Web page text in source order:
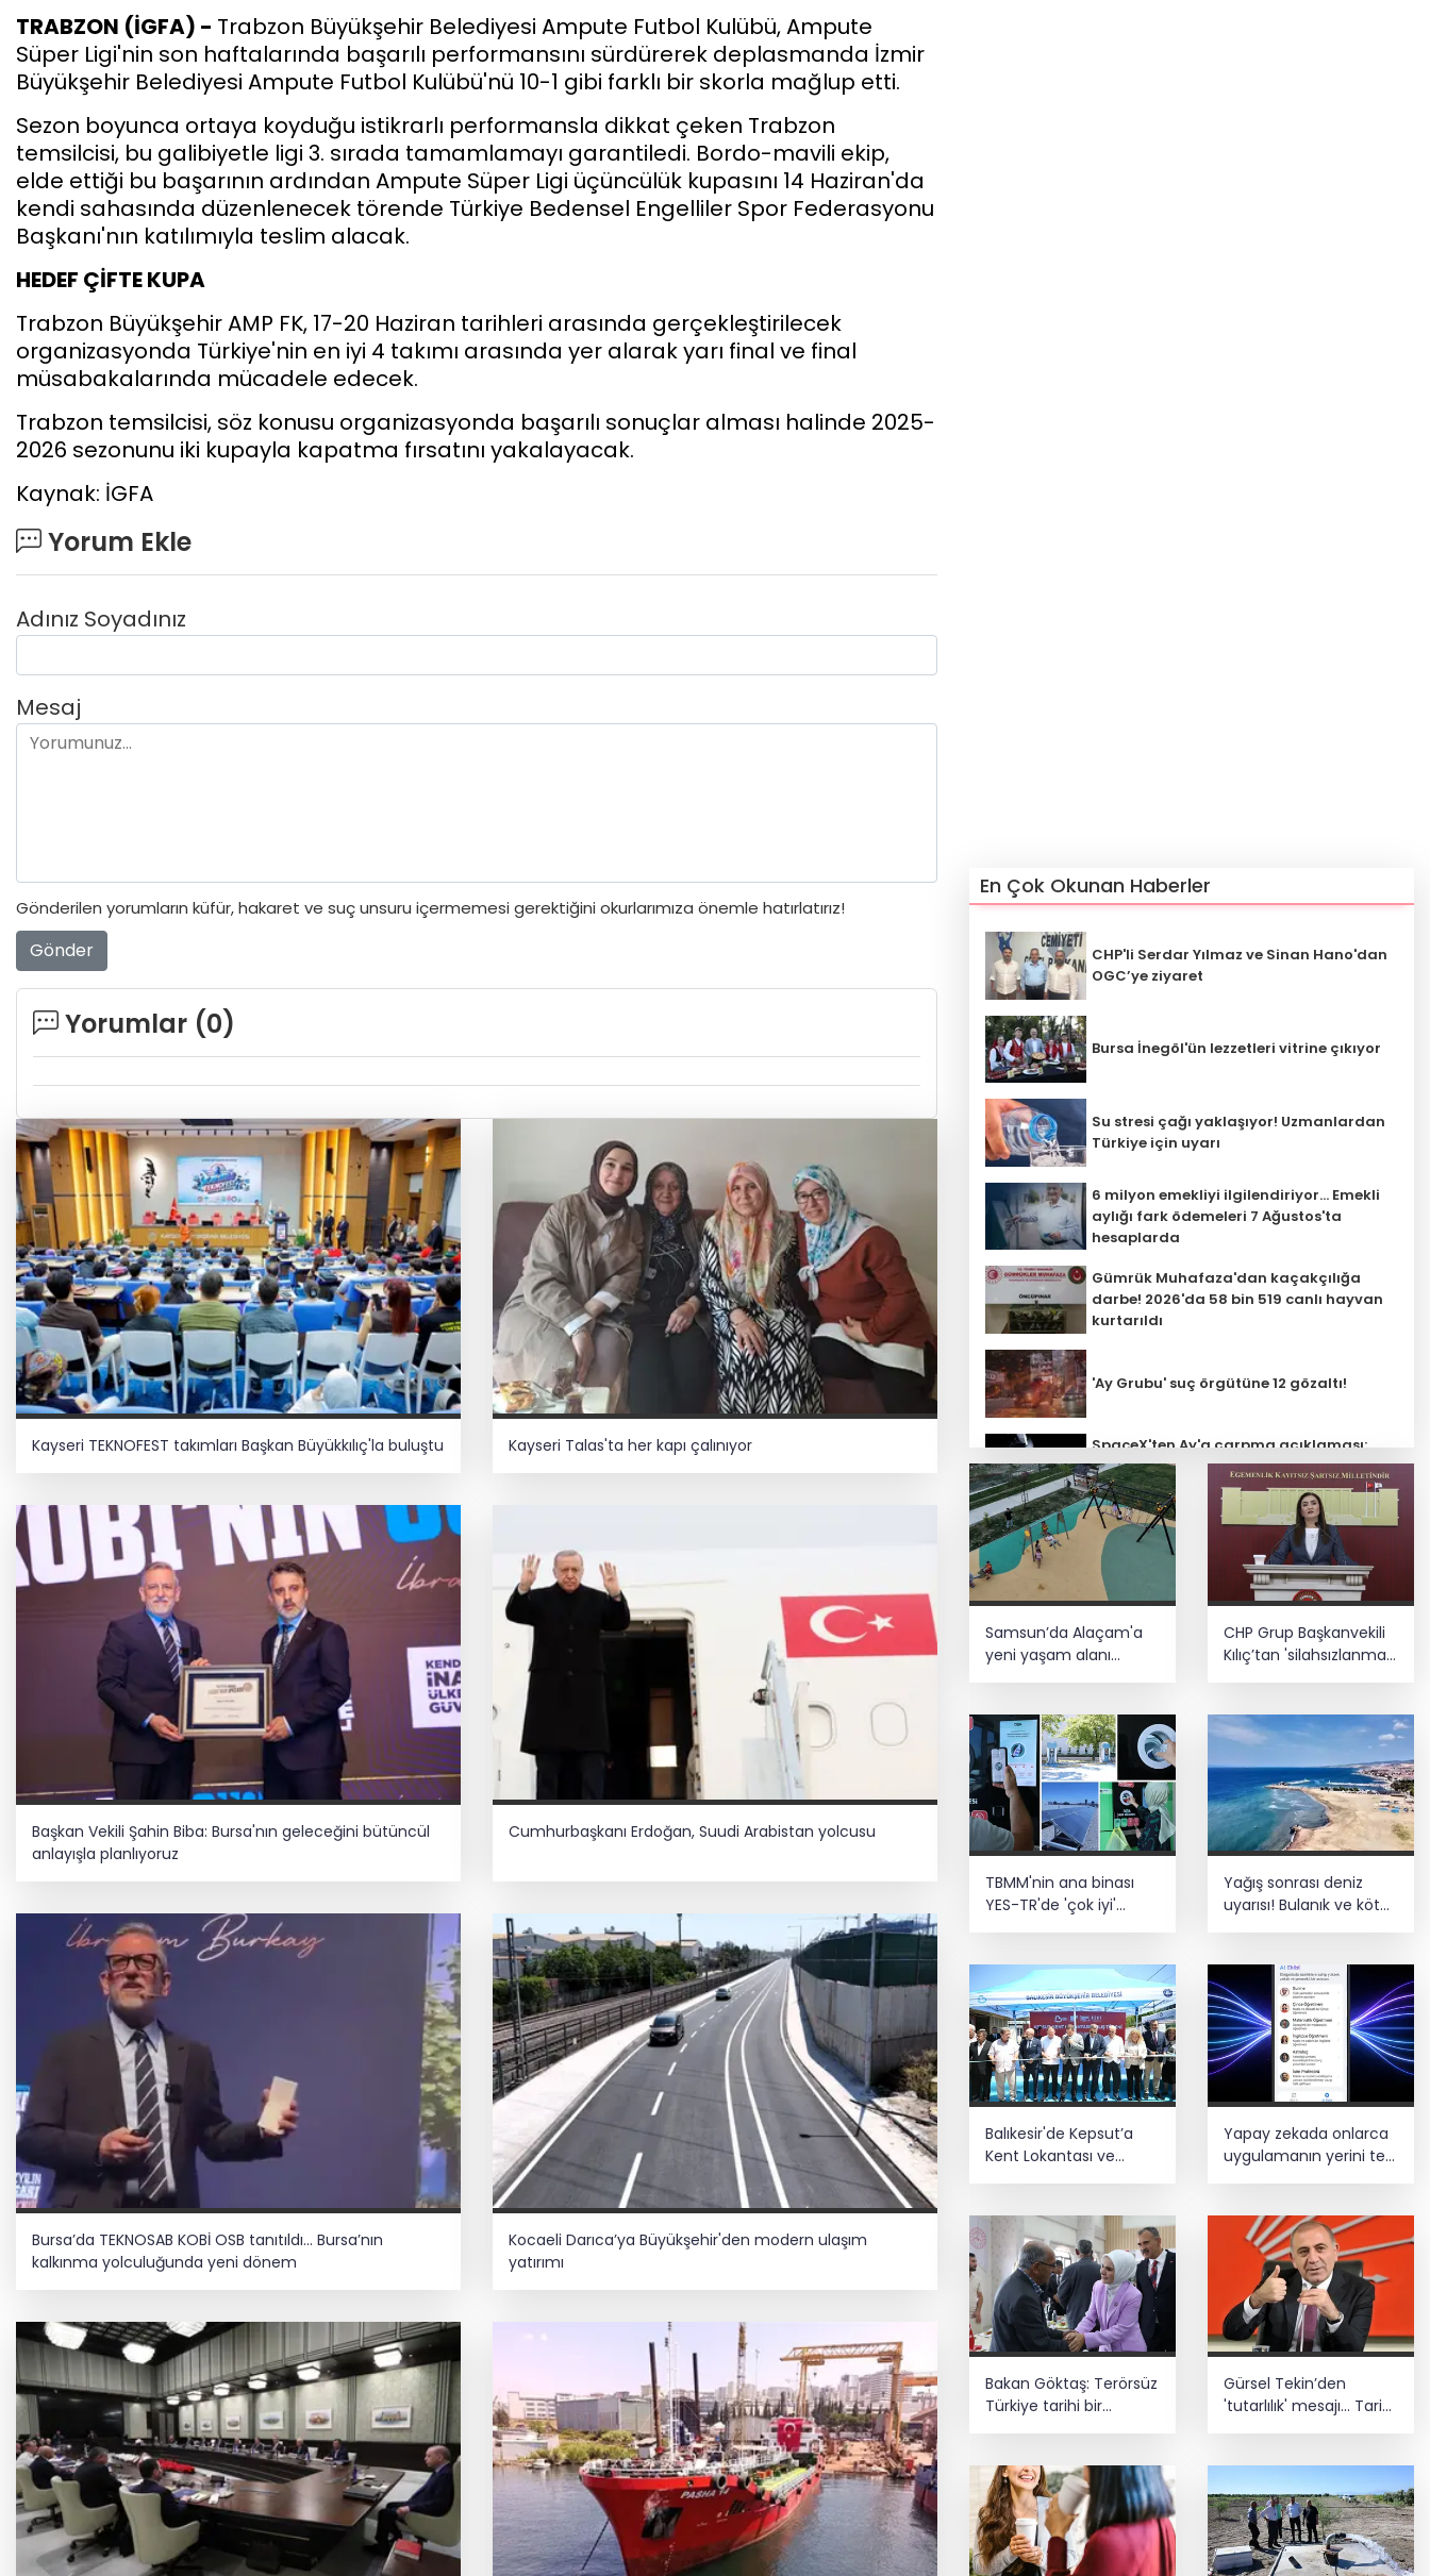
TRABZON (İGFA) - Trabzon Büyükşehir Belediyesi Ampute Futbol Kulübü, Ampute
Süper Ligi'nin son haftalarında başarılı performansını sürdürerek deplasmanda İzmir
Büyükşehir Belediyesi Ampute Futbol Kulübü'nü 10-1 gibi farklı bir skorla mağlup etti.
Sezon boyunca ortaya koyduğu istikrarlı performansla dikkat çeken Trabzon
temsilcisi, bu galibiyetle ligi 3. sırada tamamlamayı garantiledi. Bordo-mavili ekip,
elde ettiği bu başarının ardından Ampute Süper Ligi üçüncülük kupasını 14 Haziran'da
kendi sahasında düzenlenecek törende Türkiye Bedensel Engelliler Spor Federasyonu
Başkanı'nın katılımıyla teslim alacak.
HEDEF ÇİFTE KUPA
Trabzon Büyükşehir AMP FK, 17-20 Haziran tarihleri arasında gerçekleştirilecek
organizasyonda Türkiye'nin en iyi 4 takımı arasında yer alarak yarı final ve final
müsabakalarında mücadele edecek.
Trabzon temsilcisi, söz konusu organizasyonda başarılı sonuçlar alması halinde 2025-
2026 sezonunu iki kupayla kapatma fırsatını yakalayacak.
Kaynak: İGFA
Yorum Ekle
Adınız Soyadınız
Mesaj
Gönderilen yorumların küfür, hakaret ve suç unsuru içermemesi gerektiğini okurlarımıza önemle hatırlatırız!
Gönder
Yorumlar (0)
Kayseri TEKNOFEST takımları Başkan Büyükkılıç'la buluştu Kayseri Talas'ta her kapı çalınıyor
Başkan Vekili Şahin Biba: Bursa'nın geleceğini bütüncül
anlayışla planlıyoruz
Cumhurbaşkanı Erdoğan, Suudi Arabistan yolcusu
Bursa’da TEKNOSAB KOBİ OSB tanıtıldı... Bursa’nın
kalkınma yolculuğunda yeni dönem
Kocaeli Darıca’ya Büyükşehir'den modern ulaşım
yatırımı
En Çok Okunan Haberler
CHP'li Serdar Yılmaz ve Sinan Hano'dan
OGC’ye ziyaret
Bursa İnegöl'ün lezzetleri vitrine çıkıyor
Su stresi çağı yaklaşıyor! Uzmanlardan
Türkiye için uyarı
6 milyon emekliyi ilgilendiriyor... Emekli
aylığı fark ödemeleri 7 Ağustos'ta
hesaplarda
Gümrük Muhafaza'dan kaçakçılığa
darbe! 2026'da 58 bin 519 canlı hayvan
kurtarıldı
'Ay Grubu' suç örgütüne 12 gözaltı!
SpaceX'ten Ay'a çarpma açıklaması:
Sorumlu uzay operasyonları için
çalışıyoruz
Bozcaada mercan resifleri için koruma
seferberliği... 180 deniz canlısı türü kayıt
altına alındı
Türk F-16'ları NATO görevi için
Estonya'da... MSB yerli savunma
sistemleriyle güçleniyor
ediyor... Hudutlarda 490 kişi yakalandı
Samsun’da Alaçam'a
yeni yaşam alanı
CHP Grup Başkanvekili
Kılıç’tan 'silahsızlanma'
TBMM'nin ana binası
YES-TR'de 'çok iyi'
olarak sertifikalandırıldı
Yağış sonrası deniz
uyarısı! Bulanık ve kötü
kokulu suda yüzmeyin
Balıkesir'de Kepsut’a
Kent Lokantası ve
Yapay zekada onlarca
uygulamanın yerini tek
Bakan Göktaş: Terörsüz
Türkiye tarihi bir
adımdır
Gürsel Tekin’den
'tutarlılık' mesajı... Tarihi
meselelerde pusula